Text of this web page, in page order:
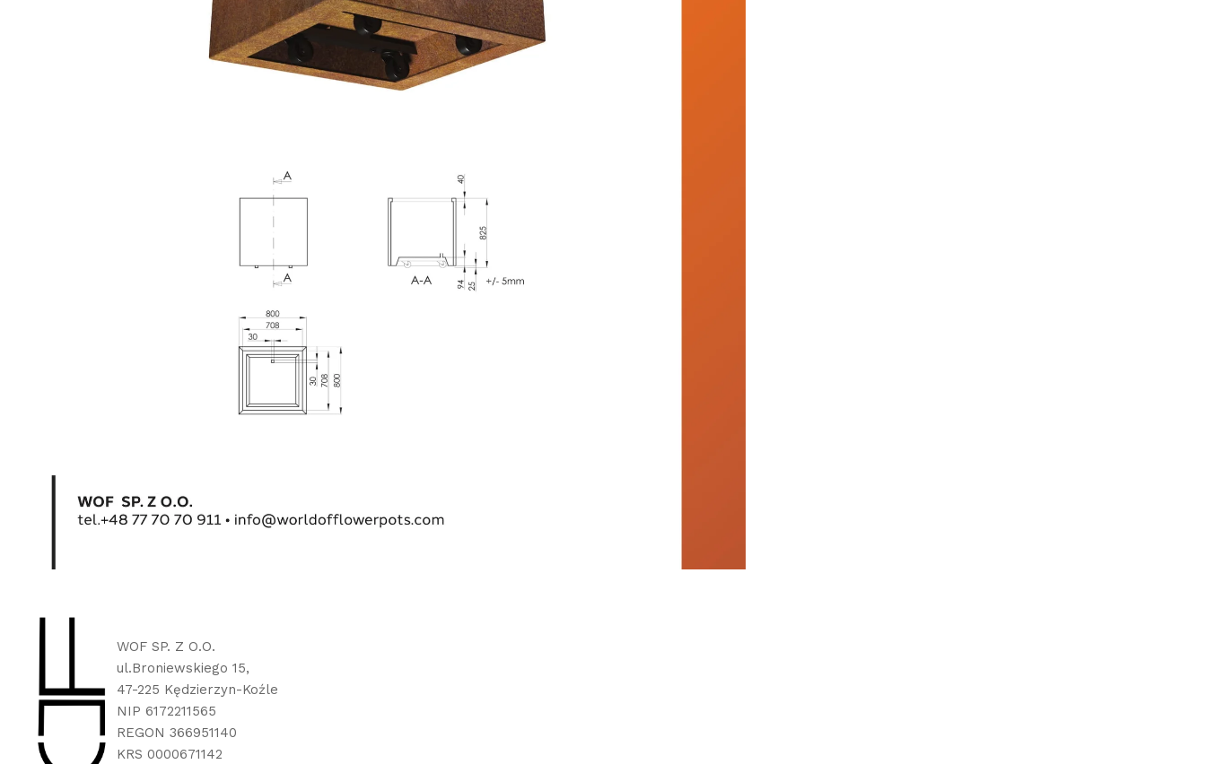
WOF SP. Z O.O.
ul.Broniewskiego 15,
47-225 Kędzierzyn-Koźle
NIP 6172211565
REGON 366951140
KRS 0000671142